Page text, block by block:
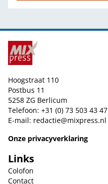
Hoogstraat 110
Postbus 11
5258 ZG Berlicum
Telefoon: +31 (0) 73 503 43 47
E-mail: redactie@mixpress.nl
Onze privacyverklaring
Links
Colofon
Contact